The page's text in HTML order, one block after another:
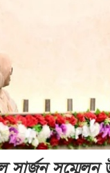
সার্জন সম্মেলন